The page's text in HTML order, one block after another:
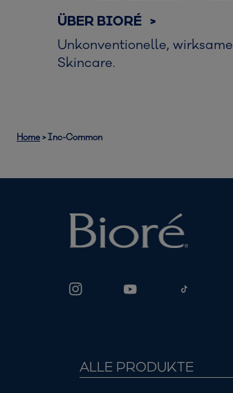
ÜBER BIORÉ >
Unkonventionelle, wirksame
Skincare.
Home>Inc-Common
ALLE PRODUKTE